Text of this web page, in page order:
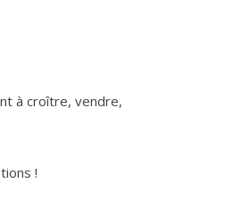
à croître, vendre,
!